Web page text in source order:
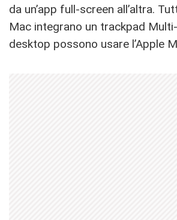
da un’app full-screen all’altra.
Mac integrano un trackpad
desktop possono usare l’Apple